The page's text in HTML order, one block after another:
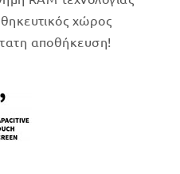
χώρος
αποθήκευση!